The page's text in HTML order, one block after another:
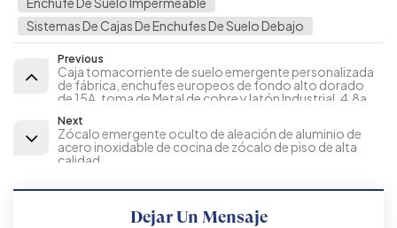
Sistemas De Cajas De Enchufes De Suelo Debajo
Previous
Caja tomacorriente de suelo emergente personalizada
de fábrica, enchufes europeos de fondo alto dorado
de 15A, toma de Metal de cobre y latón Industrial, 4,8a
Next
Zócalo emergente oculto de aleación de aluminio de
acero inoxidable de cocina de zócalo de piso de alta
calidad
Dejar Un Mensaje